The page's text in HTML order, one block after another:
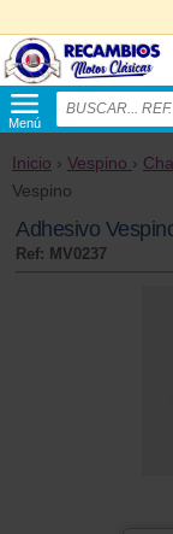
Menú
Inicio › Vespino ›
Vespino
Adhesivo
Ref: MV0237